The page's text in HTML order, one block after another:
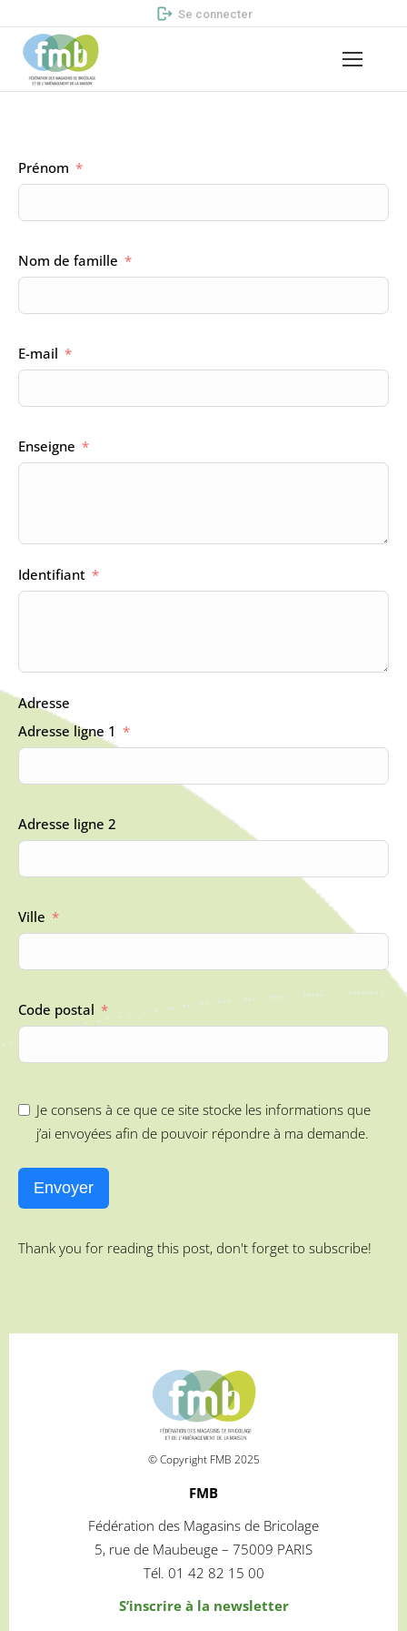
Se connecter
Prénom
Nom de famille
E-mail
Enseigne
Identifiant
Adresse
Adresse ligne 1
Adresse ligne 2
Ville
Code postal
Je consens à ce que ce site stocke les informations que
j’ai envoyées afin de pouvoir répondre à ma demande.
Envoyer
Thank you for reading this post, don't forget to subscribe!
© Copyright FMB 2025
FMB
Fédération des Magasins de Bricolage
5, rue de Maubeuge – 75009 PARIS
Tél. 01 42 82 15 00
S’inscrire à la newsletter